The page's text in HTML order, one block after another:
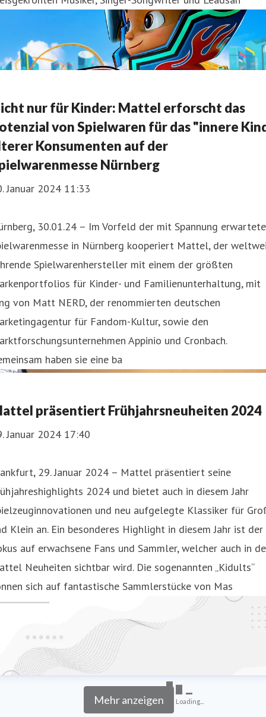
nur für Kinder: Mattel erforscht das
von Spielwaren für das "innere
Konsumenten auf der
Nürnberg
Januar 2024 11:33
30.01.24 – Im Vorfeld der mit Spannung
in Nürnberg kooperiert Mattel, der
Spielwarenhersteller mit einem der größten
für Kinder- und Familienunterhaltung, mit
von Matt NERD, der renommierten deutschen
für Fandom-Kultur, sowie den
Appinio und Cronbach.
haben sie eine ba
präsentiert Frühjahrsneuheiten 2024
Januar 2024 17:40
29. Januar 2024 – Mattel präsentiert seine
2024 und bietet auch in diesem Jahr
und neu aufgelegte Klassiker für
Klein an. Ein besonderes Highlight in diesem Jahr ist der
auf erwachsene Fans und Sammler, welcher auch in
Neuheiten sichtbar wird. Die sogenannten „Kidults“
sich auf fantastische Sammlerstücke von Mas
Mehr anzeigen Loading...